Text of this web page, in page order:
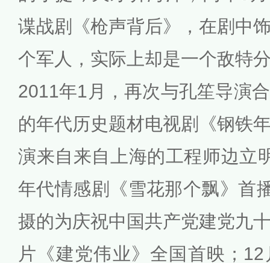
谍战剧《枪声背后》，在剧中
个军人，实际上却是一个敌特
2011年1月，再次与孔笙导演
的年代历史题材电视剧《钢铁
演来自来自上海的工程师边立
年代情感剧《雪花那个飘》首
摄的为庆祝中国共产党建党九
片《建党伟业》全国首映；